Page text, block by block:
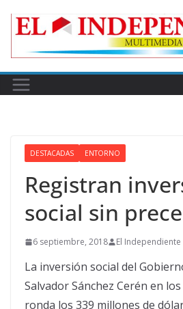
DESTACADAS ENTORNO
Registran
social sin
6 septiembre, 2018 El Independiente
La inversión social del
Salvador Sánchez Cerén en
ronda los 339 millones de